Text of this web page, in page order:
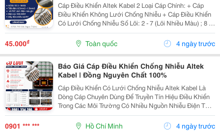
Cáp Điều Khiển Altek Kabel 2 Loại Cáp Chính: + Cáp
Điều Khiển Không Lưới Chống Nhiễu + Cáp Điều Khiển
Có Lưới Chống Nhiễu Số Lõi: 2 - 7 (Lõi Nhiều Màu) ; 8 -
30 (Lõi Màu Đen Đánh Số Thứ Tự) Tiết Diện: 0.5Mm2 |
45.000₫ Toàn quốc 4 ngày trước
Báo Giá Cáp Điều Khiển Chống Nhiễu Altek
Kabel | Đồng Nguyên Chất 100%
Cáp Điều Khiển Có Lưới Chống Nhiễu Altek Kabel Là
Dòng Cáp Chuyên Dùng Để Truyền Tín Hiệu Điều Khiển
Trong Các Môi Trường Có Nhiều Nguồn Nhiễu Điện Từ
Như Nhà Máy, Trạm Biến Áp, Dây Chuyền Sản Xuất Và
Hệ Thống Tự Động Hóa. Sản Phẩm Được Thiết Kế...
0901 *** *** Hồ Chí Minh 4 ngày trước